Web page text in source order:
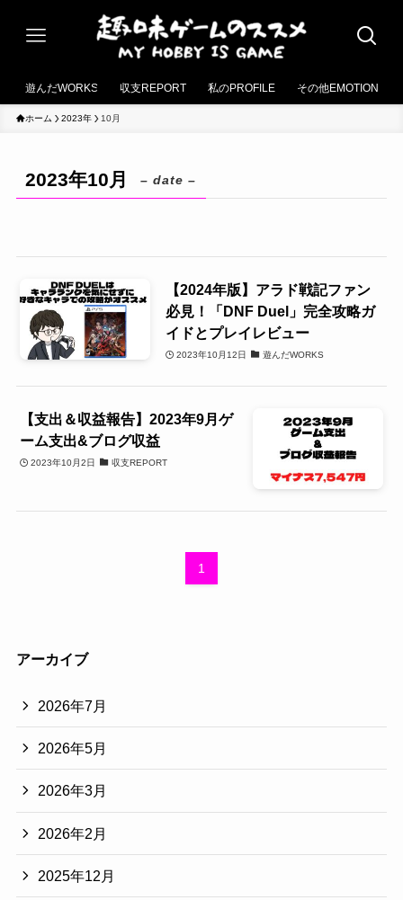
遊んだWORKS 収支REPORT 私のPROFILE その他EMOTION
ホーム 2023年 10月
2023年10月 – date –
【2024年版】アラド戦記ファン
必見！「DNF Duel」完全攻略ガ
イドとプレイレビュー
2023年10月12日 遊んだWORKS
【支出＆収益報告】2023年9月ゲ
ーム支出&ブログ収益
2023年10月2日 収支REPORT
1
アーカイブ
2026年7月
2026年5月
2026年3月
2026年2月
2025年12月